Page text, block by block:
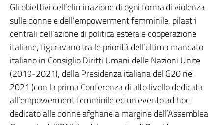
Gli obiettivi dell’eliminazione di ogni forma di violenza
sulle donne e dell’empowerment femminile, pilastri
centrali dell’azione di politica estera e cooperazione
italiane, figuravano tra le priorità dell’ultimo mandato
italiano in Consiglio Diritti Umani delle Nazioni Unite
(2019-2021), della Presidenza italiana del G20 nel
2021 (con la prima Conferenza di alto livello dedicata
all’empowerment femminile ed un evento ad hoc
dedicato alle donne afghane a margine dell’Assemblea